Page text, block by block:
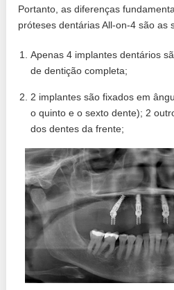
Portanto, as diferenças
próteses dentárias All-on-4 são as
Apenas 4 implantes dentários
de dentição completa;
2 implantes são fixados em
o quinto e o sexto dente); 2
dos dentes da frente;